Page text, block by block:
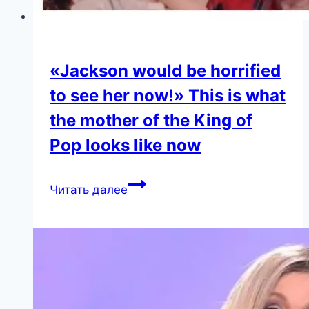
«Jackson would be horrified
to see her now!» This is what
the mother of the King of
Pop looks like now
Читать далее«Jackson